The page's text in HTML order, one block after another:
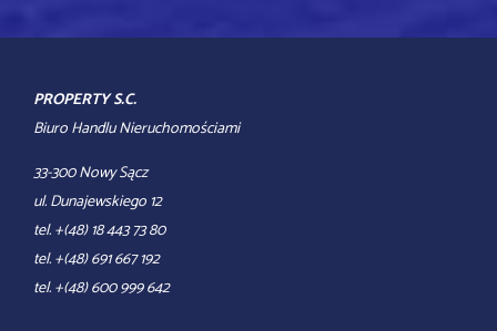
PROPERTY S.C.
Biuro Handlu Nieruchomościami
33-300 Nowy Sącz
ul. Dunajewskiego 12
tel. +(48) 18 443 73 80
tel. +(48) 691 667 192
tel. +(48) 600 999 642